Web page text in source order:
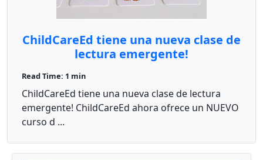
ChildCareEd tiene una nueva clase de
lectura emergente!
Read Time: 1 min
ChildCareEd tiene una nueva clase de lectura
emergente! ChildCareEd ahora ofrece un NUEVO
curso d ...